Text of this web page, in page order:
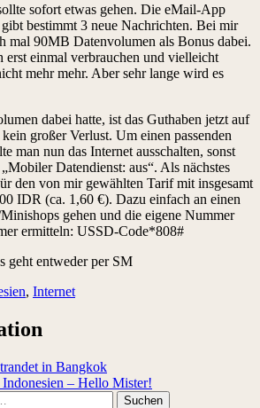
sofort etwas gehen. Die eMail-App
bestimmt 3 neue Nachrichten. Bei mir
mal 90MB Datenvolumen als Bonus dabei.
erst einmal verbrauchen und vielleicht
mehr mehr. Aber sehr lange wird es
dabei hatte, ist das Guthaben jetzt auf
großer Verlust. Um einen passenden
man nun das Internet ausschalten, sonst
Datendienst: aus“. Als nächstes
den von mir gewählten Tarif mit insgesamt
IDR (ca. 1,60 €). Dazu einfach an einen
gehen und die eigene Nummer
ermitteln: USSD-Code*808#
geht entweder per SM
, Internet
in Bangkok
Indonesien – Hello Mister!